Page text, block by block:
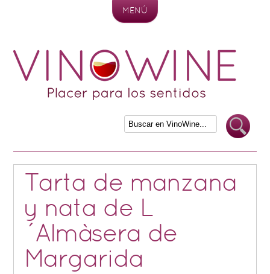
MENÚ
Tarta de manzana
y nata de L
´Almàsera de
Margarida